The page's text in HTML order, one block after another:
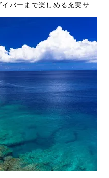
バーまで楽しめる充実サー